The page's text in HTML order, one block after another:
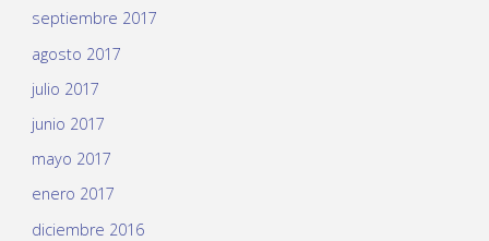
septiembre 2017
agosto 2017
julio 2017
junio 2017
mayo 2017
enero 2017
diciembre 2016